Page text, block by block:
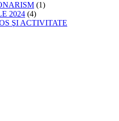
(1)
2024 (4)
ŞI ACTIVITATE